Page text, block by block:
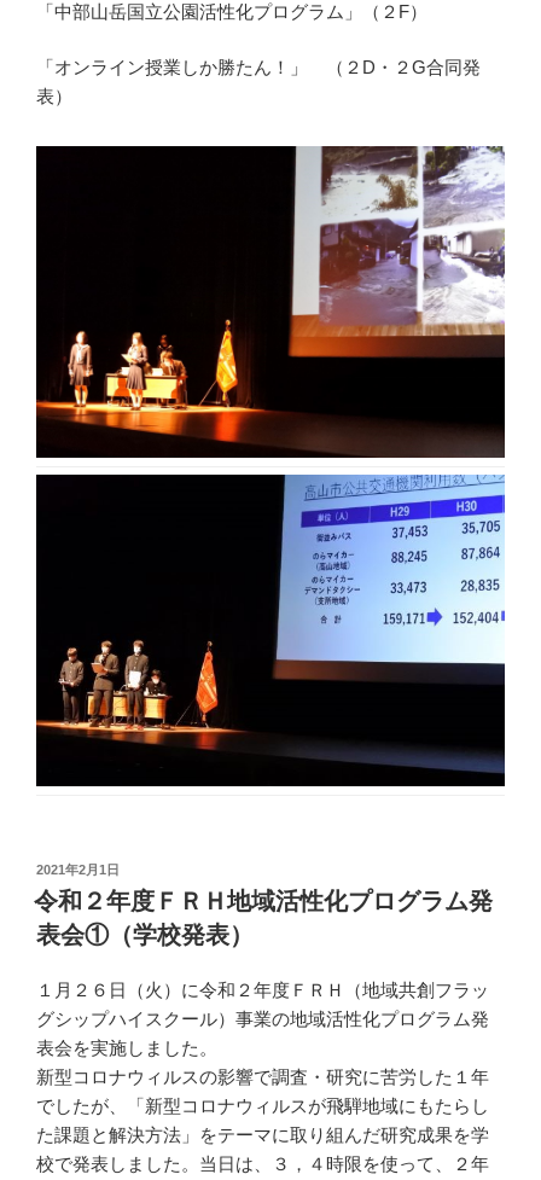
「中部山岳国立公園活性化プログラム」（２F）
「オンライン授業しか勝たん！」 （２D・２G合同発
表）
投
稿
日:
2021年2月1日
令和２年度ＦＲＨ地域活性化プログラム発
表会①（学校発表）
１月２６日（火）に令和２年度ＦＲＨ（地域共創フラッ
グシップハイスクール）事業の地域活性化プログラム発
表会を実施しました。
新型コロナウィルスの影響で調査・研究に苦労した１年
でしたが、「新型コロナウィルスが飛騨地域にもたらし
た課題と解決方法」をテーマに取り組んだ研究成果を学
校で発表しました。当日は、３，４時限を使って、２年